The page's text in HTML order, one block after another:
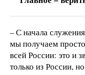
– С начала
мы получаем
всей России: это и
только из России,